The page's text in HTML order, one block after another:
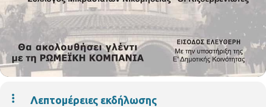
Λεπτομέρειες εκδήλωσης